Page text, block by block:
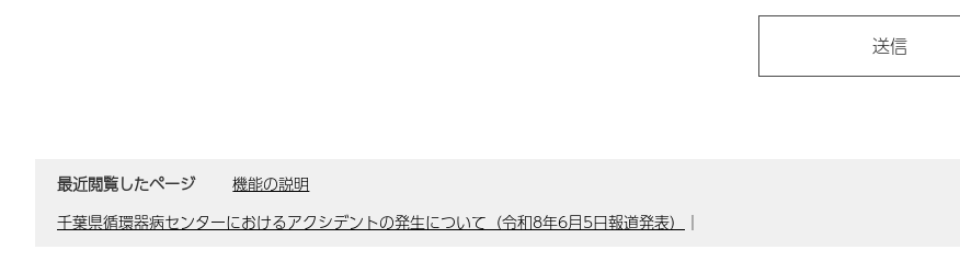
最近閲覧したページ
機能の説明
千葉県循環器病センターにおけるアクシデントの発生について（令和8年6月5日報道発表）
｜